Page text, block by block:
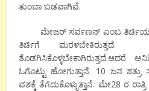
ತುಂಬಾ ಬಡವಾಗಿವೆ.
ಮೇಜರ್ ಸರ್ವಣನ್ ಎಂಬ ತಿರ್ಚಿಯ
ತಿರ್ಚಿಗೆ ಮರಳಬೇಕಿರುತ್ತದೆ.
ತೊಡಗಿಸಿಕೊಳ್ಳಬೇಕಾಗಿರುತ್ತದೆ.ಆದರೆ
ಓಗೊಟ್ಟು ಹೋಗುತ್ತಾನೆ. 10 ಜನ ಶತ್ರು
ವಶಕ್ಕೆ ತೆಗೆದುಕೊಳ್ಳುತ್ತಾನೆ. ಮೇ28 ರ